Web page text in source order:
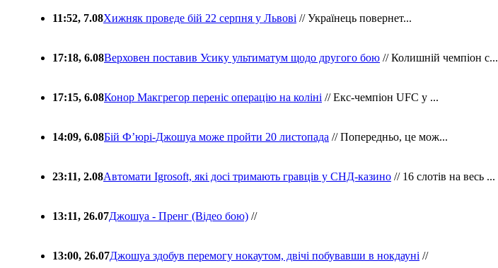
11:52, 7.08Хижняк проведе бій 22 серпня у Львові // Українець повернет...
17:18, 6.08Верховен поставив Усику ультиматум щодо другого бою // Колишній чемпіон с...
17:15, 6.08Конор Макгрегор переніс операцію на коліні // Екс-чемпіон UFC у ...
14:09, 6.08Бій Ф’юрі-Джошуа може пройти 20 листопада // Попередньо, це мож...
23:11, 2.08Автомати Igrosoft, які досі тримають гравців у СНД-казино // 16 слотів на весь ...
13:11, 26.07Джошуа - Пренг (Відео бою) //
13:00, 26.07Джошуа здобув перемогу нокаутом, двічі побувавши в нокдауні //